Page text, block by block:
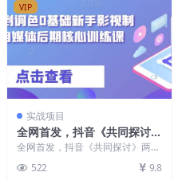
VIP
实战项目
全网首发，抖音《共同探讨》
两个月如何让粉丝数从零到1
0w【揭秘】
全网首发，抖音《共同探讨》两个
秘】 今天给大家介绍...
522 9.8